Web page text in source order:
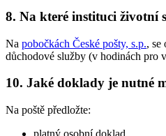
8. Na které instituci životní
Na pobočkách České pošty, s.p., se
důchodové služby (v hodinách pro
10. Jaké doklady je nutné
Na poště předložte:
platný osobní doklad,